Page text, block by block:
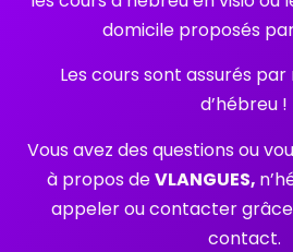
domicile proposés
Les cours sont assurés
d’hébreu !
Vous avez des questions ou
à propos deVLANGUES,
appeler ou contacter
contact.